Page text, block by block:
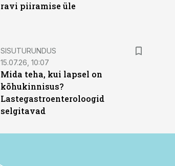
ravi piiramise üle
ST
SISUTURUNDUS
15.07.26, 10:07
Mida teha, kui lapsel on
kõhukinnisus?
Lastegastroenteroloogid
selgitavad